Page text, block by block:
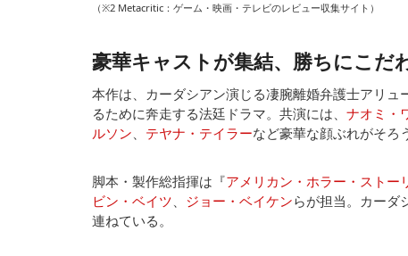
（※2 Metacritic：ゲーム・映画・テレビのレビュー収集サイト）
豪華キャストが集結、勝ちにこだ
本作は、カーダシアン演じる凄腕離婚弁護士アリ
るために奔走する法廷ドラマ。共演には、 ナオミ・
ルソン
テヤナ・テイラーなど豪華な顔ぶれがそろう
脚本・製作総指揮は『アメリカン・ホラー・ストー
ビン・ベイツ
ジョー・ベイケンらが担当。カーダ
連ねている。